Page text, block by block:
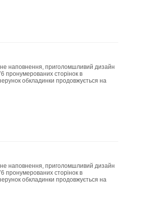
наповнення, приголомшливий дизайн
пронумерованих сторінок в
обкладинки продовжується на
наповнення, приголомшливий дизайн
пронумерованих сторінок в
обкладинки продовжується на